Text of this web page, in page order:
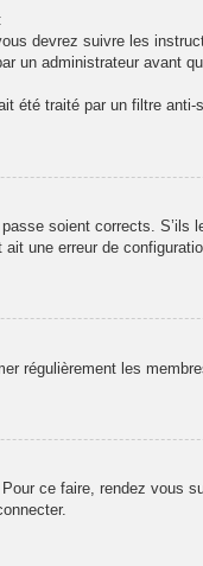
devrez suivre les
un administrateur avant
été traité par un filtre anti-
soient corrects. S’ils
une erreur de
régulièrement les
ce faire, rendez vous